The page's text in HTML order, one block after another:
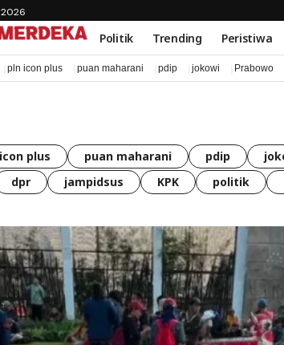
2026
Politik Trending Peristiwa
pln icon plus puan maharani pdip jokowi Prabowo
plus puan maharani pdip
dpr jampidsus KPK politik